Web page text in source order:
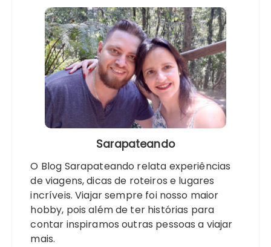
Sarapateando
O Blog Sarapateando relata experiências
de viagens, dicas de roteiros e lugares
incríveis. Viajar sempre foi nosso maior
hobby, pois além de ter histórias para
contar inspiramos outras pessoas a viajar
mais.